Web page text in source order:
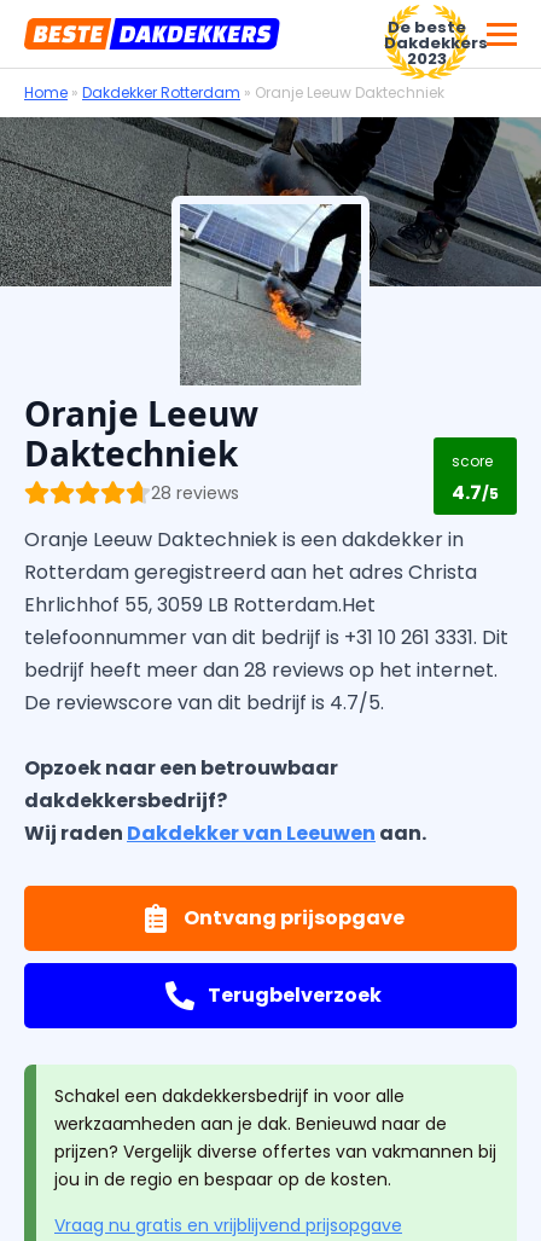
Voor dakdekkersbedrijven
De beste
Dakdekkers
2023
Home » Dakdekker Rotterdam » Oranje Leeuw Daktechniek
Oranje Leeuw
Daktechniek
28 reviews
score
4.7/5
Oranje Leeuw Daktechniek is een dakdekker in
Rotterdam geregistreerd aan het adres Christa
Ehrlichhof 55, 3059 LB Rotterdam.Het
telefoonnummer van dit bedrijf is +31 10 261 3331. Dit
bedrijf heeft meer dan 28 reviews op het internet.
De reviewscore van dit bedrijf is 4.7/5.
Opzoek naar een betrouwbaar
dakdekkersbedrijf?
Wij raden Dakdekker van Leeuwen aan.
Ontvang prijsopgave
Terugbelverzoek
Schakel een dakdekkersbedrijf in voor alle
werkzaamheden aan je dak. Benieuwd naar de
prijzen? Vergelijk diverse offertes van vakmannen bij
jou in de regio en bespaar op de kosten.
Vraag nu gratis en vrijblijvend prijsopgave